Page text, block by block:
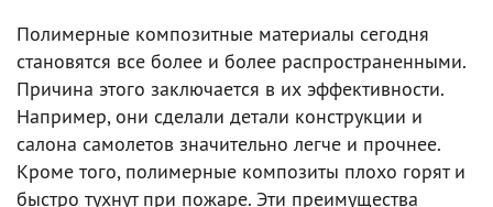
Полимерные композитные материалы сегодня
становятся все более и более распространенными.
Причина этого заключается в их эффективности.
Например, они сделали детали конструкции и
салона самолетов значительно легче и прочнее.
Кроме того, полимерные композиты плохо горят и
быстро тухнут при пожаре. Эти преимущества